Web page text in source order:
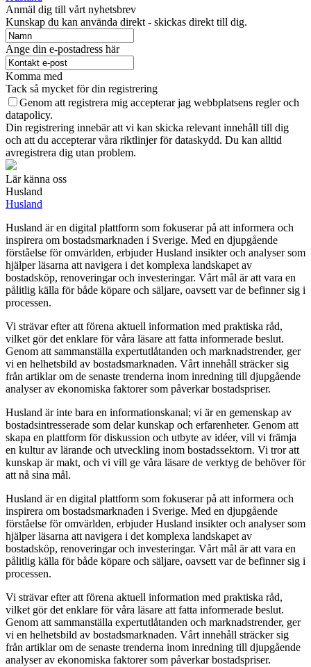
Anmäl dig till vårt nyhetsbrev
Kunskap du kan använda direkt - skickas direkt till dig.
Ange din e-postadress här
Komma med
Tack så mycket för din registrering
Genom att registrera mig accepterar jag webbplatsens regler och
datapolicy.
Din registrering innebär att vi kan skicka relevant innehåll till dig
och att du accepterar våra riktlinjer för dataskydd. Du kan alltid
avregistrera dig utan problem.
Lär känna oss
Husland
Husland
Husland är en digital plattform som fokuserar på att informera och
inspirera om bostadsmarknaden i Sverige. Med en djupgående
förståelse för omvärlden, erbjuder Husland insikter och analyser som
hjälper läsarna att navigera i det komplexa landskapet av
bostadsköp, renoveringar och investeringar. Vårt mål är att vara en
pålitlig källa för både köpare och säljare, oavsett var de befinner sig i
processen.
Vi strävar efter att förena aktuell information med praktiska råd,
vilket gör det enklare för våra läsare att fatta informerade beslut.
Genom att sammanställa expertutlåtanden och marknadstrender, ger
vi en helhetsbild av bostadsmarknaden. Vårt innehåll sträcker sig
från artiklar om de senaste trenderna inom inredning till djupgående
analyser av ekonomiska faktorer som påverkar bostadspriser.
Husland är inte bara en informationskanal; vi är en gemenskap av
bostadsintresserade som delar kunskap och erfarenheter. Genom att
skapa en plattform för diskussion och utbyte av idéer, vill vi främja
en kultur av lärande och utveckling inom bostadssektorn. Vi tror att
kunskap är makt, och vi vill ge våra läsare de verktyg de behöver för
att nå sina mål.
Husland är en digital plattform som fokuserar på att informera och
inspirera om bostadsmarknaden i Sverige. Med en djupgående
förståelse för omvärlden, erbjuder Husland insikter och analyser som
hjälper läsarna att navigera i det komplexa landskapet av
bostadsköp, renoveringar och investeringar. Vårt mål är att vara en
pålitlig källa för både köpare och säljare, oavsett var de befinner sig i
processen.
Vi strävar efter att förena aktuell information med praktiska råd,
vilket gör det enklare för våra läsare att fatta informerade beslut.
Genom att sammanställa expertutlåtanden och marknadstrender, ger
vi en helhetsbild av bostadsmarknaden. Vårt innehåll sträcker sig
från artiklar om de senaste trenderna inom inredning till djupgående
analyser av ekonomiska faktorer som påverkar bostadspriser.